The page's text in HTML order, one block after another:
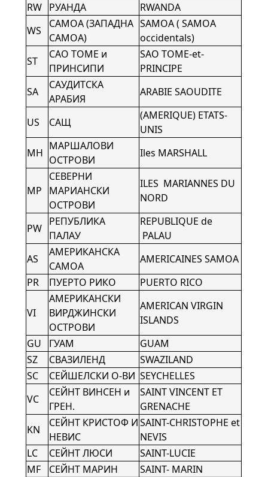
RW РУАНДА
RWANDA
WS
САМОА (ЗАПАДНА
САМОА)
SAMOA ( SAMOA
occidentals)
ST
САО ТОМЕ и
ПРИНСИПИ
SAO TOME-et-
PRINCIPE
SA
САУДИТСКА
АРАБИЯ
ARABIE SAOUDITE
US САЩ
(AMERIQUE) ETATS-
UNIS
MH
МАРШАЛОВИ
ОСТРОВИ
Iles MARSHALL
MP
СЕВЕРНИ
МАРИАНСКИ
ОСТРОВИ
ILES MARIANNES DU
NORD
PW
РЕПУБЛИКА
ПАЛАУ
REPUBLIQUE de
PALAU
AS
АМЕРИКАНСКА
САМОА
AMERICAINES SAMOA
PR
ПУЕРТО РИКО PUERTO RICO
VI
АМЕРИКАНСКИ
ВИРДЖИНСКИ
ОСТРОВИ
AMERICAN VIRGIN
ISLANDS
GU
ГУАМ
GUAM
SZ
СВАЗИЛЕНД
SWAZILAND
SC
СЕЙШЕЛСКИ О-ВИ SEYCHELLES
VC
СЕЙНТ ВИНСЕН и
ГРЕН.
SAINT VINCENT ET
GRENACHE
KN
СЕЙНТ КРИСТОФ И
НЕВИС
SAINT-CHRISTOPHE et
NEVIS
LC
СЕЙНТ ЛЮСИ
SAINT-LUCIE
MF
СЕЙНТ МАРИН
SAINT- MARIN